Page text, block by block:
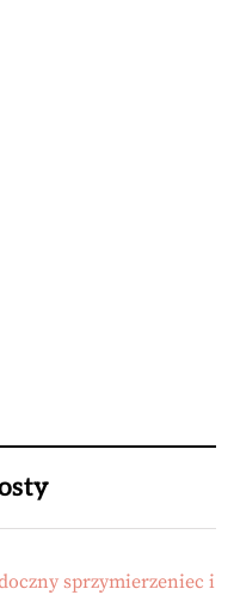
sprzymierzeniec i